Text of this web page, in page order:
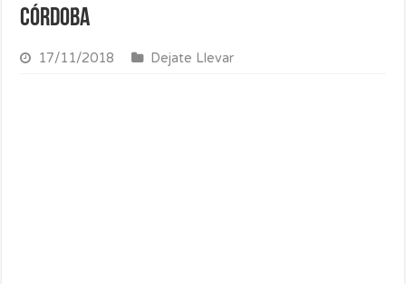
Córdoba
17/11/2018 Dejate Llevar